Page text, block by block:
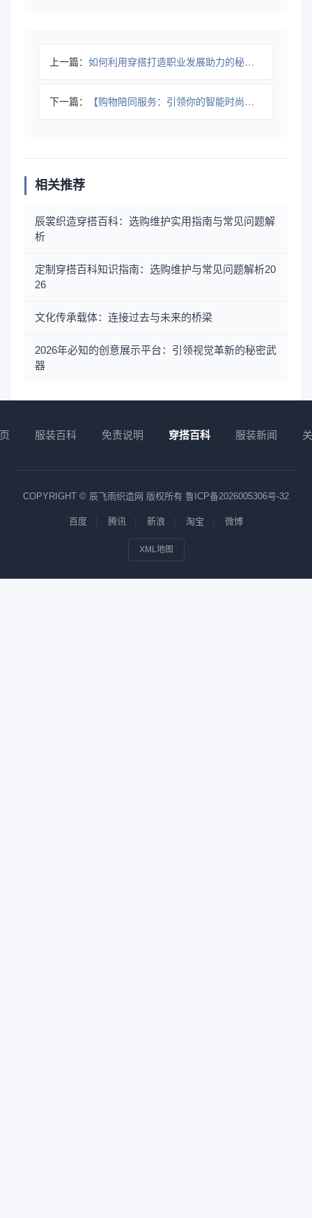
上一篇： 如何利用穿搭打造职业发展助力的秘密武器
下一篇： 【购物陪同服务：引领你的智能时尚新体验】
相关推荐
辰裳织造穿搭百科：选购维护实用指南与常见问题解
析
定制穿搭百科知识指南：选购维护与常见问题解析20
26
文化传承载体：连接过去与未来的桥梁
2026年必知的创意展示平台：引领视觉革新的秘密武
器
服装百科 免责说明 穿搭百科 服装新闻
COPYRIGHT © 辰飞雨织造网 版权所有 鲁ICP备2026005306号-32
百度 腾讯 新浪 淘宝 微博
XML地图